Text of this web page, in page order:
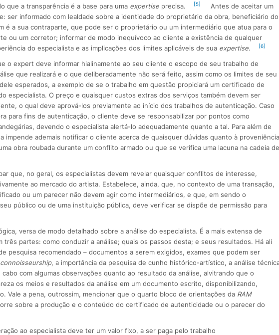
que a transparência é a base para uma expertise precisa. [5]
Antes de aceitar um
ser informado com lealdade sobre a identidade do proprietário da obra, beneficiário do
é a sua contraparte, que pode ser o proprietário ou um intermediário que atua para o
ou um corretor; informar de modo inequívoco ao cliente a existência de qualquer
do especialista e as implicações dos limites aplicáveis de sua expertise. [6]
o expert deve informar hialinamente ao seu cliente o escopo de seu trabalho de
que realizará e o que deliberadamente não será feito, assim como os limites de seu
esperados, a exemplo de se o trabalho em questão propiciará um certificado de
especialista. O preço e quaisquer custos extras dos serviços também devem ser
o qual deve aprová-los previamente ao início dos trabalhos de autenticação. Caso
para fins de autenticação, o cliente deve se responsabilizar por pontos como
devendo o especialista alertá-lo adequadamente quanto a tal. Para além de
impende ademais notificar o cliente acerca de quaisquer dúvidas quanto à proveniência
obra roubada durante um conflito armado ou que se verifica uma lacuna na cadeia de
que, no geral, os especialistas devem revelar quaisquer conflitos de interesse,
ao mercado do artista. Estabelece, ainda, que, no contexto de uma transação,
ou um parecer não devem agir como intermediários, e que, em sendo o
público ou de uma instituição pública, deve verificar se dispõe de permissão para
versa de modo detalhado sobre a análise do especialista. É a mais extensa de
partes: como conduzir a análise; quais os passos desta; e seus resultados. Há ali
pesquisa recomendado – documentos a serem exigidos, exames que podem ser
connoisseurship, a importância da pesquisa de cunho histórico-artístico, a análise
com algumas observações quanto ao resultado da análise, alvitrando que o
os meios e resultados da análise em um documento escrito, disponibilizando,
Vale a pena, outrossim, mencionar que o quarto bloco de orientações da RAM
sobre a produção e o conteúdo do certificado de autenticidade ou o parecer do
ao especialista deve ter um valor fixo, a ser paga pelo trabalho